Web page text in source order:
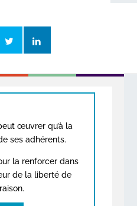
œuvrer qu’à la
ses adhérents.
la renforcer dans
de la liberté de